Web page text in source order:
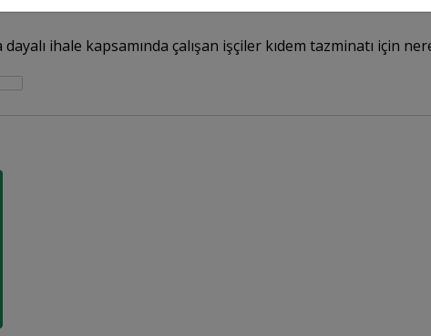
ihale kapsamında çalışan işçiler kıdem tazminatı için